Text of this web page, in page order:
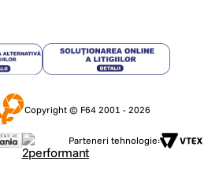
Copyright © F64 2001 - 2026
Parteneri tehnologie: